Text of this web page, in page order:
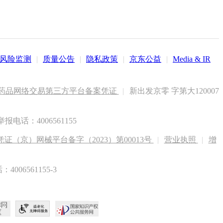
风险监测 | 质量公告 | 隐私政策 | 京东公益 | Media & IR
品网络交易第三方平台备案凭证 |
新出发京零 字第大120007
报电话：4006561155
证（京）网械平台备字（2023）第00013号 | 营业执照 |
增
4006561155-3